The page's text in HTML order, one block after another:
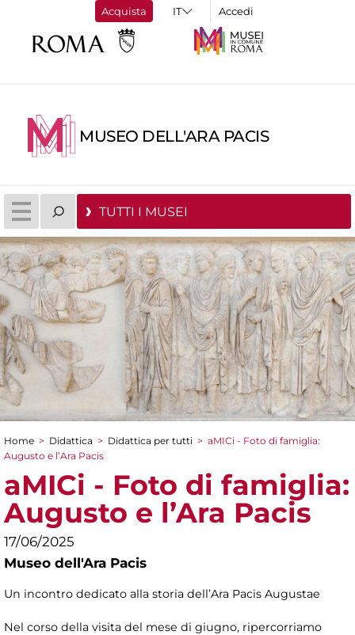
Acquista Accedi
MUSEO DELL'ARA PACIS
TUTTI I MUSEI
Tu sei qui
Home > Didattica > Didattica per tutti > aMICi - Foto di famiglia:
Augusto e l’Ara Pacis
aMICi - Foto di famiglia:
Augusto e l’Ara Pacis
17/06/2025
Museo dell'Ara Pacis
Un incontro dedicato alla storia dell’Ara Pacis Augustae
Nel corso della visita del mese di giugno, ripercorriamo